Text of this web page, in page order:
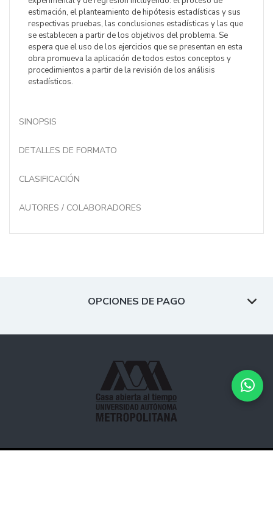
estimación, el planteamiento de hipótesis estadísticas y sus
respectivas pruebas, las conclusiones estadísticas y las que
se establecen a partir de los objetivos del problema. Se
espera que el uso de los ejercicios que se presentan en esta
obra promueva la aplicación de todos estos conceptos y
procedimientos a partir de la revisión de los análisis
estadísticos.
SINOPSIS
DETALLES DE FORMATO
CLASIFICACIÓN
AUTORES / COLABORADORES
OPCIONES DE PAGO